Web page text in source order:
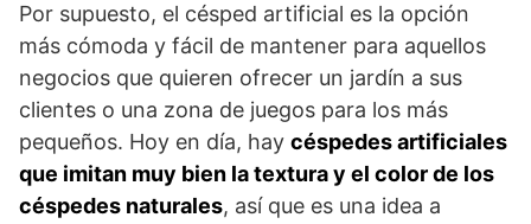
Por supuesto, el césped artificial es la opción
más cómoda y fácil de mantener para aquellos
negocios que quieren ofrecer un jardín a sus
clientes o una zona de juegos para los más
pequeños. Hoy en día, hay céspedes artificiales
que imitan muy bien la textura y el color de los
céspedes naturales, así que es una idea a